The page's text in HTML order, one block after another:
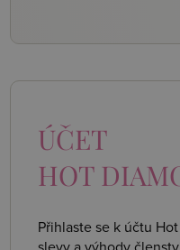
ÚČET
HOT
Přihlaste se k účtu